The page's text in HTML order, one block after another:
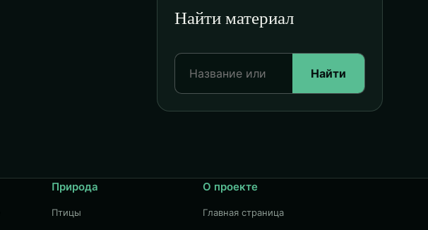
Найти материал
Найти
Природа
Птицы
О проекте
Главная страница